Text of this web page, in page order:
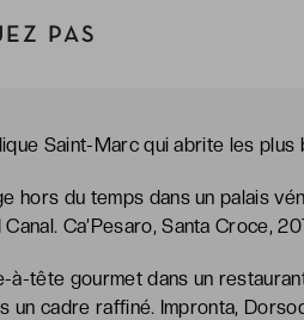
PAS
Saint-Marc qui abrite les plus
hors du temps dans un palais
Ca’Pesaro, Santa Croce,
à-tête gourmet dans un
un cadre raffiné. Impronta,